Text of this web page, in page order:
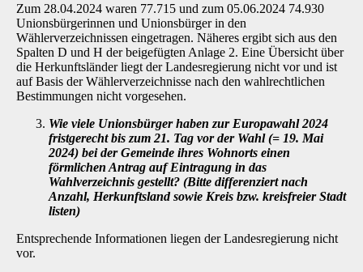
Zum 28.04.2024 waren 77.715 und zum 05.06.2024 74.930
Unionsbürgerinnen und Unions­bürger in den
Wählerverzeichnissen eingetragen. Näheres ergibt sich aus den
Spalten D und H der beigefügten Anlage 2. Eine Übersicht über
die Herkunftsländer liegt der Landesregie­rung nicht vor und ist
auf Basis der Wählerverzeichnisse nach den wahlrechtlichen
Bestim­mungen nicht vorgesehen.
Wie viele Unionsbürger haben zur Europawahl 2024
fristgerecht bis zum 21. Tag vor der Wahl (= 19. Mai
2024) bei der Gemeinde ihres Wohnorts einen
förmlichen Antrag auf Eintragung in das
Wahlverzeichnis gestellt? (Bitte differenziert nach
Anzahl, Herkunftsland sowie Kreis bzw. kreisfreier Stadt
listen)
Entsprechende Informationen liegen der Landesregierung nicht
vor.